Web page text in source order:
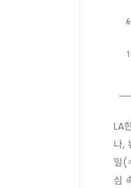
LA
나,
일(
심